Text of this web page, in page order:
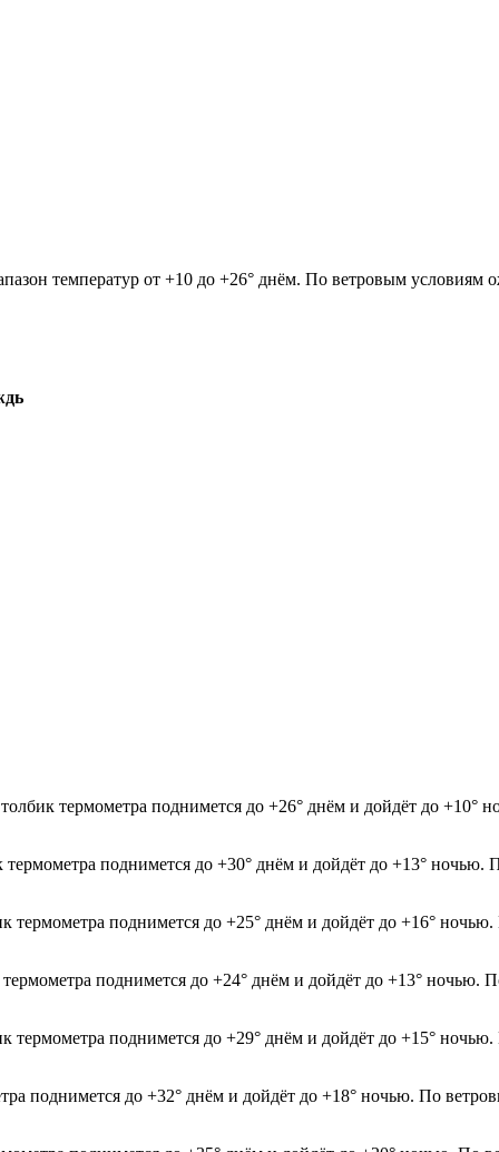
температур от +10 до +26° днём. По ветровым
термометра поднимется до +26° днём и дойдёт до
поднимется до +30° днём и дойдёт до +13°
термометра поднимется до +25° днём и дойдёт до +16°
поднимется до +24° днём и дойдёт до +13°
термометра поднимется до +29° днём и дойдёт до +15°
поднимется до +32° днём и дойдёт до +18° ночью. По